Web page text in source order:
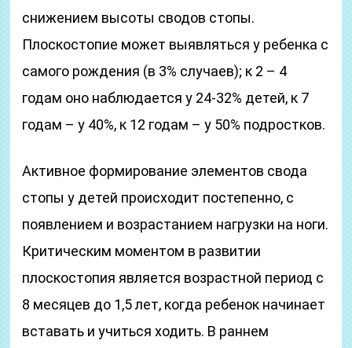
снижением высоты сводов стопы.
Плоскостопие может выявляться у ребенка с
самого рождения (в 3% случаев); к 2 – 4
годам оно наблюдается у 24-32% детей, к 7
годам – у 40%, к 12 годам – у 50% подростков.
Активное формирование элементов свода
стопы у детей происходит постепенно, с
появлением и возрастанием нагрузки на ноги.
Критическим моментом в развитии
плоскостопия является возрастной период с
8 месяцев до 1,5 лет, когда ребенок начинает
вставать и учиться ходить. В раннем